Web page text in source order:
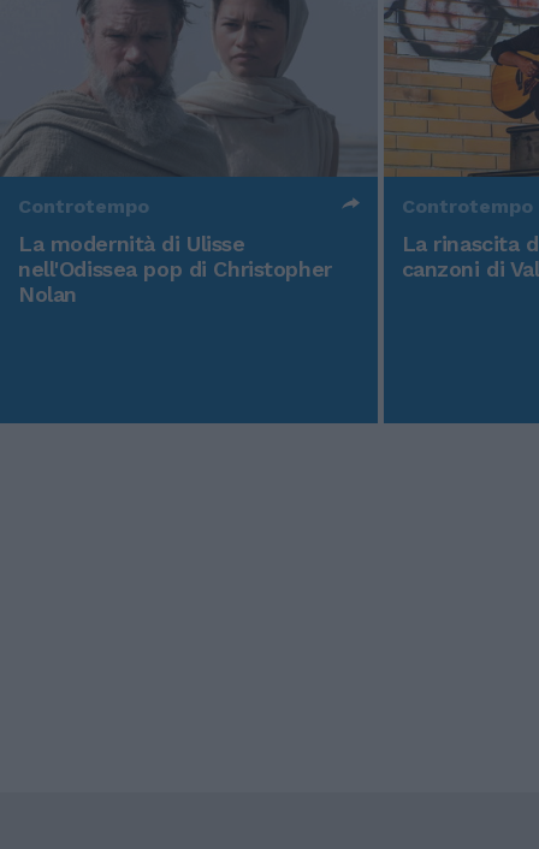
Controtempo
La modernità di Ulisse
nell'Odissea pop di Christopher
Nolan
Controtempo
La rinascita
canzoni di